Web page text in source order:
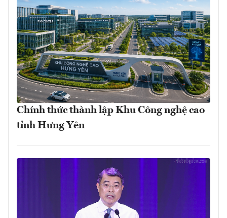
Chính thức thành lập Khu Công nghệ cao
tỉnh Hưng Yên